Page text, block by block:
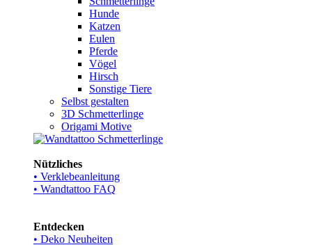
Hunde
Katzen
Eulen
Pferde
Vögel
Hirsch
Sonstige Tiere
Selbst gestalten
3D Schmetterlinge
Origami Motive
Nützliches
• Verklebeanleitung
• Wandtattoo FAQ
Entdecken
• Deko Neuheiten